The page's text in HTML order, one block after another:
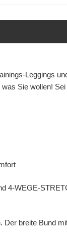
Leggings
Sie wollen!
4-WEGE-
breite Bund